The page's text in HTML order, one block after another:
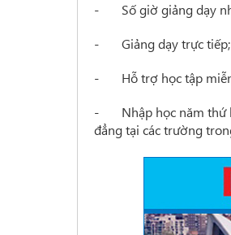
- Số giờ giảng dạy
- Giảng dạy trực tiếp;
- Hỗ trợ học tập
- Nhập học năm
đẳng tại các trường